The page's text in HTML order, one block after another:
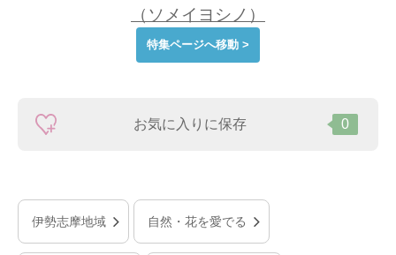
（ソメイヨシノ）
特集ページへ移動 >
お気に入りに保存 0
伊勢志摩地域 自然・花を愛でる